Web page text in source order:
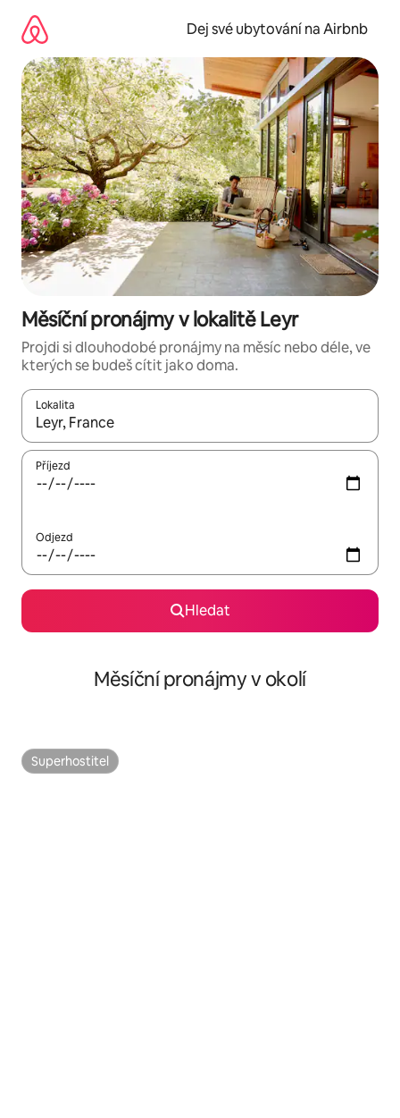
obsah
Dej své ubytování na Airbnb
Měsíční pronájmy v lokalitě Leyr
Projdi si dlouhodobé pronájmy na měsíc nebo déle, ve
kterých se budeš cítit jako doma.
Lokalita
Až budou výsledky k dispozici, můžeš si je procházet pomocí
Příjezd
Odjezd
Hledat
Měsíční pronájmy v okolí
Superhostitel
Superhostitel